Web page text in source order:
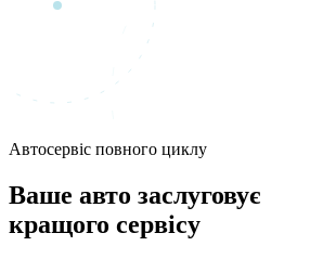
Автосервіс повного циклу
Ваше авто заслуговує
кращого сервісу